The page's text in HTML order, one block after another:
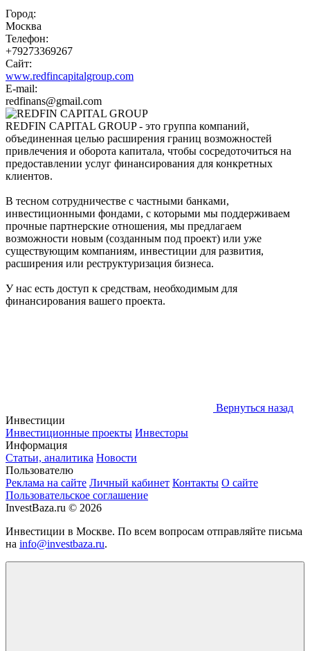
Город:
Москва
Телефон:
+79273369267
Сайт:
www.redfincapitalgroup.com
E-mail:
redfinans@gmail.com
REDFIN CAPITAL GROUP - это группа компаний,
объединенная целью расширения границ возможностей
привлечения и оборота капитала, чтобы сосредоточиться на
предоставлении услуг финансирования для конкретных
клиентов.
В тесном сотрудничестве с частными банками,
инвестиционными фондами, с которыми мы поддерживаем
прочные партнерские отношения, мы предлагаем
возможности новым (созданным под проект) или уже
существующим компаниям, инвестиции для развития,
расширения или реструктуризация бизнеса.
У нас есть доступ к средствам, необходимым для
финансирования вашего проекта.
Вернуться назад
Инвестиции
Инвестиционные проекты Инвесторы
Информация
Статьи, аналитика Новости
Пользователю
Реклама на сайте Личный кабинет Контакты О сайте
Пользовательское соглашение
InvestBaza.ru © 2026
Инвестиции в Москве. По всем вопросам отправляйте письма
на info@investbaza.ru.